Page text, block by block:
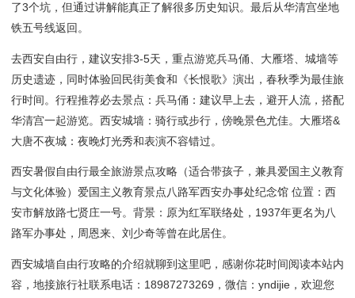
了3个坑，但通过讲解能真正了解很多历史知识。最后从华清宫坐地
铁五号线返回。
去西安自由行，建议安排3-5天，重点游览兵马俑、大雁塔、城墙等
历史遗迹，同时体验回民街美食和《长恨歌》演出，春秋季为最佳旅
行时间。行程推荐必去景点：兵马俑：建议早上去，避开人流，搭配
华清宫一起游览。西安城墙：骑行或步行，傍晚景色尤佳。大雁塔&
大唐不夜城：夜晚灯光秀和表演不容错过。
西安暑假自由行最全旅游景点攻略（适合带孩子，兼具爱国主义教育
与文化体验）爱国主义教育景点八路军西安办事处纪念馆 位置：西
安市解放路七贤庄一号。背景：原为红军联络处，1937年更名为八
路军办事处，周恩来、刘少奇等曾在此居住。
西安城墙自由行攻略的介绍就聊到这里吧，感谢你花时间阅读本站内
容，地接旅行社联系电话：18987273269，微信：yndijie，欢迎您